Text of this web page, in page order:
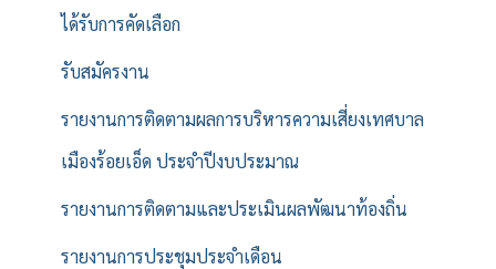
ได้รับการคัดเลือก
รับสมัครงาน
รายงานการติดตามผลการบริหารความเสี่ยงเทศบาล
เมืองร้อยเอ็ด ประจำปีงบประมาณ
รายงานการติดตามและประเมินผลพัฒนาท้องถิ่น
รายงานการประชุมประจำเดือน